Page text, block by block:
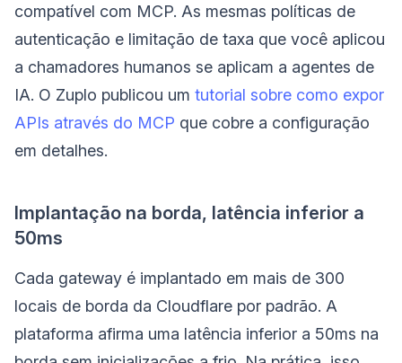
compatível com MCP. As mesmas políticas de
autenticação e limitação de taxa que você aplicou
a chamadores humanos se aplicam a agentes de
IA. O Zuplo publicou um tutorial sobre como expor
APIs através do MCP que cobre a configuração
em detalhes.
Implantação na borda, latência inferior a
50ms
Cada gateway é implantado em mais de 300
locais de borda da Cloudflare por padrão. A
plataforma afirma uma latência inferior a 50ms na